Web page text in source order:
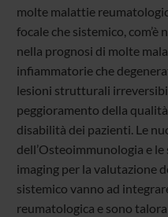
molte malattie
focale che sistemico,
nella prognosi di molte
infiammatorie che
lesioni strutturali
peggioramento della
disabilità dei pazienti. Le
dell’Osteoimmunologia e
imaging per la valutazione
sistemico vanno ad
reumatologica e sono